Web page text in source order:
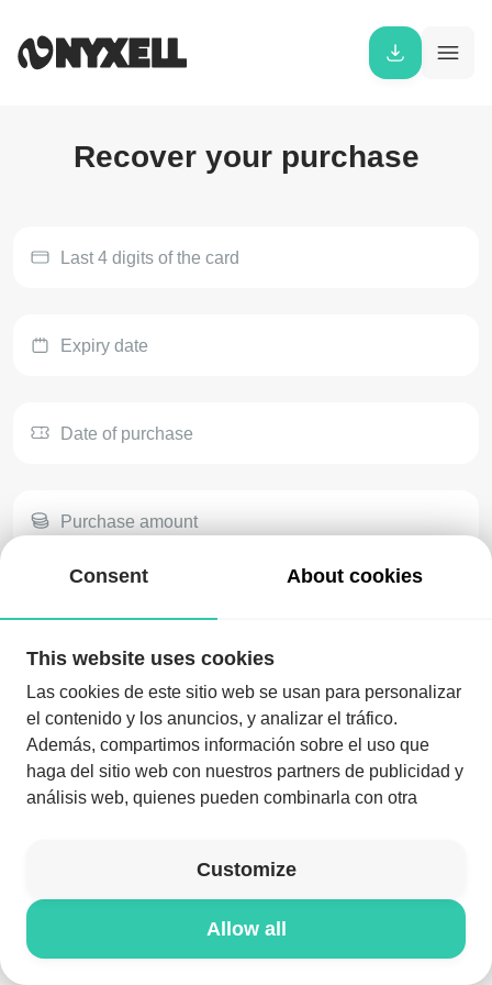
Recover your purchase
Last 4 digits of the card
Expiry date
Date of purchase
Purchase amount
© NYXELL 2026
Consent About cookies
This website uses cookies
Las cookies de este sitio web se usan para personalizar
el contenido y los anuncios, y analizar el tráfico.
Además, compartimos información sobre el uso que
haga del sitio web con nuestros partners de publicidad y
análisis web, quienes pueden combinarla con otra
Allow all
Customize